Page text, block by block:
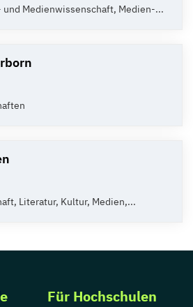
Medienwissenschaft, Medien-...
Literatur, Kultur, Medien,...
Für Hochschulen